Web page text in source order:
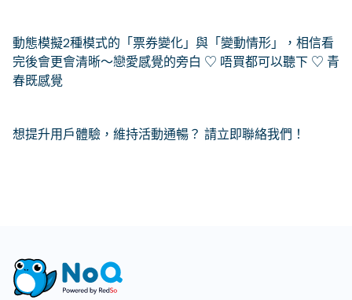
動態模擬2種模式的「票券變化」與「變動情形」，相信看
完後會更會清晰～戀愛感覺的旁白 ♡ 唔買都可以聽下 ♡ 青
春既感覺
想提升用戶體驗，維持活動通暢？ 請立即聯絡我們！